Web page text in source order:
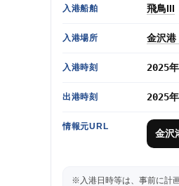
入港船舶 飛鳥III
入港場所 金沢港
入港時刻 2025
出港時刻 2025
情報元URL
金沢
※入港日時等は、事前に計